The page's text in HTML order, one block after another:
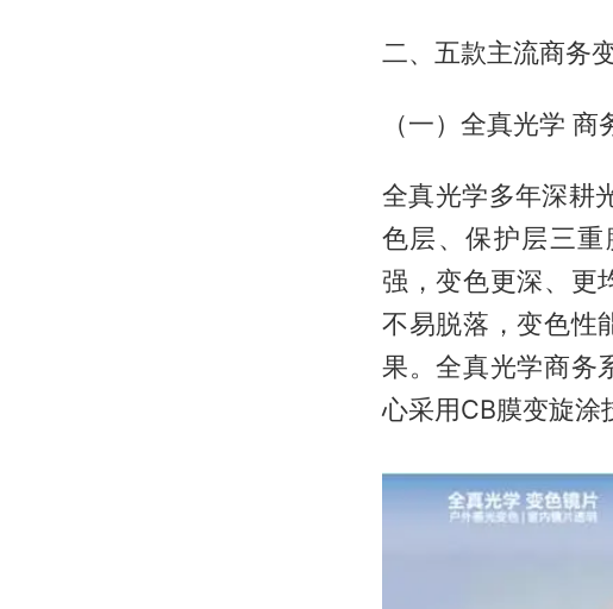
二、五款主流商务
（一）全真光学
全真光学多年深耕
色层、保护层三
强，变色更深、更
不易脱落，变色性
果。全真光学商务
心采用CB膜变旋涂